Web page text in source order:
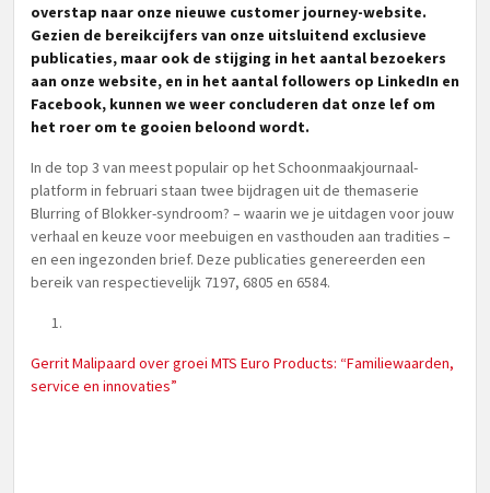
overstap naar onze nieuwe customer journey-website.
Gezien de bereikcijfers van onze uitsluitend exclusieve
publicaties, maar ook de stijging in het aantal bezoekers
aan onze website, en in het aantal followers op LinkedIn en
Facebook, kunnen we weer concluderen dat onze lef om
het roer om te gooien beloond wordt.
In de top 3 van meest populair op het Schoonmaakjournaal-
platform in februari staan twee bijdragen uit de themaserie
Blurring of Blokker-syndroom? – waarin we je uitdagen voor jouw
verhaal en keuze voor meebuigen en vasthouden aan tradities –
en een ingezonden brief. Deze publicaties genereerden een
bereik van respectievelijk 7197, 6805 en 6584.
Gerrit Malipaard over groei MTS Euro Products: “Familiewaarden,
service en innovaties”